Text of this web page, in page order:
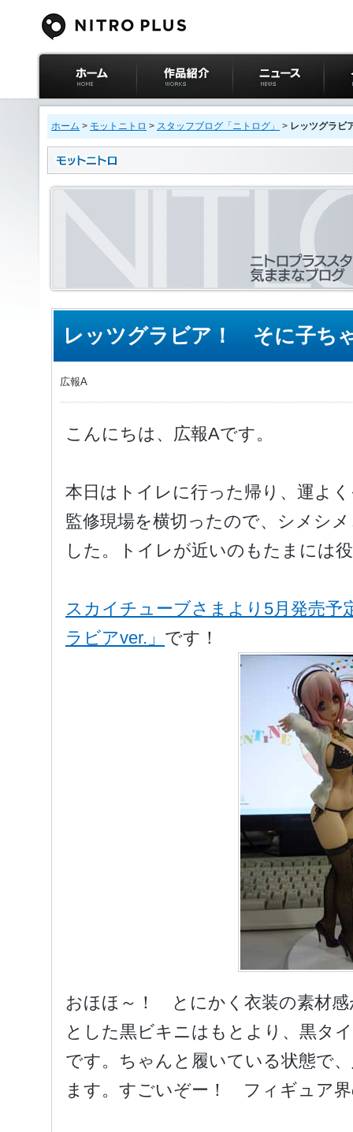
ニトロプラス公式
サイト ホーム
作品紹介 ニュース イベ
ホーム > モットニトロ > スタッフブログ「ニトログ」 > レッツグラビ
レッツグラビア！ そに子ち
広報A
こんにちは、広報Aです。
本日はトイレに行った帰り、運よ
監修現場を横切ったので、シメシ
した。トイレが近いのもたまには
スカイチューブさまより5月発売予
ラビアver.」 です！
おほほ～！ とにかく衣装の素材
とした黒ビキニはもとより、黒タ
です。ちゃんと履いている状態で
ます。すごいぞー！ フィギュア